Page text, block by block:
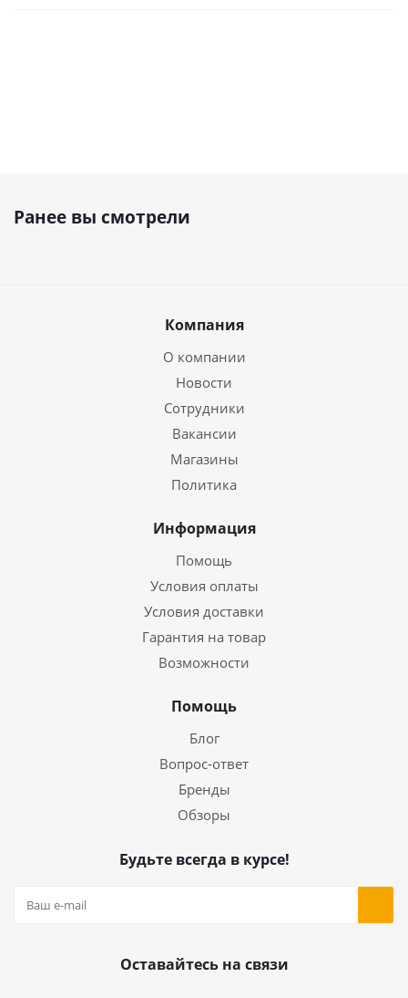
Ранее вы смотрели
Компания
О компании
Новости
Сотрудники
Вакансии
Магазины
Политика
Информация
Помощь
Условия оплаты
Условия доставки
Гарантия на товар
Возможности
Помощь
Блог
Вопрос-ответ
Бренды
Обзоры
Будьте всегда в курсе!
Оставайтесь на связи